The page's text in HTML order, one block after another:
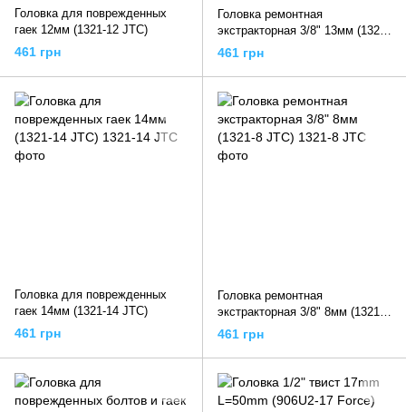
Головка для поврежденных
гаек 12мм (1321-12 JTC)
461 грн
Головка ремонтная
экстракторная 3/8" 13мм (1321-
13 JTC)
461 грн
Головка для поврежденных
гаек 14мм (1321-14 JTC)
461 грн
Головка ремонтная
экстракторная 3/8" 8мм (1321-8
JTC)
461 грн